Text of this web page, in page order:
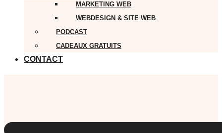
MARKETING WEB
WEBDESIGN & SITE WEB
PODCAST
CADEAUX GRATUITS
CONTACT